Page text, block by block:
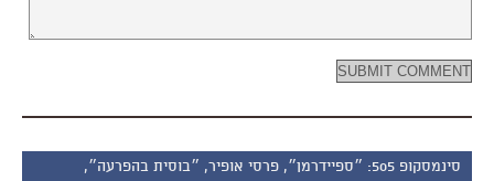
סינמסקופ 505: ״ספיידרמן״, פרסי אופיר, ״בוסית בהפרעה״,